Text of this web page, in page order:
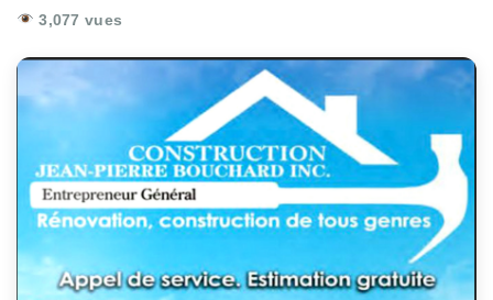
3,077 vues